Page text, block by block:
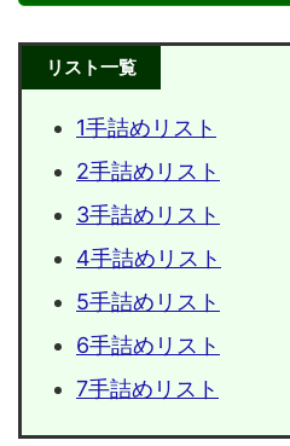
リスト一覧
1手詰めリスト
2手詰めリスト
3手詰めリスト
4手詰めリスト
5手詰めリスト
6手詰めリスト
7手詰めリスト